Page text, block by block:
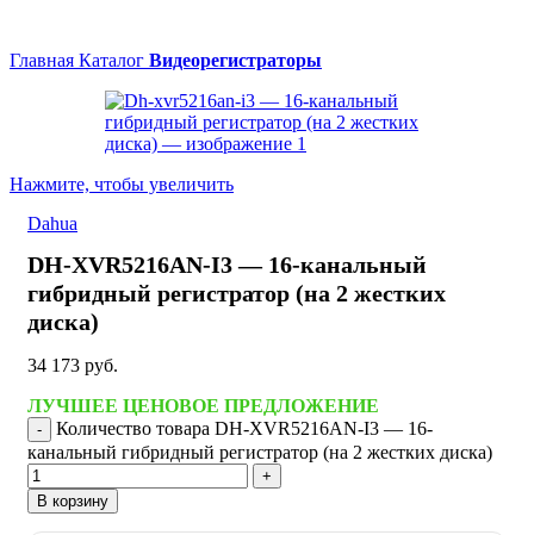
Главная Каталог Видеорегистраторы
Нажмите, чтобы увеличить
Dahua
DH-XVR5216AN-I3 — 16-канальный
гибридный регистратор (на 2 жестких
диска)
34 173 руб.
ЛУЧШЕЕ ЦЕНОВОЕ ПРЕДЛОЖЕНИЕ
Количество товара DH-XVR5216AN-I3 — 16-
канальный гибридный регистратор (на 2 жестких диска)
В корзину